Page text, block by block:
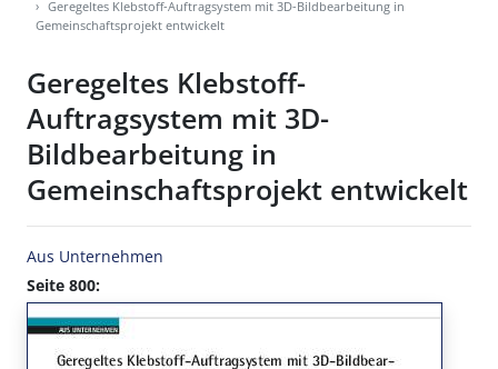
Geregeltes Klebstoff-Auftragsystem mit 3D-Bildbearbeitung in
Gemeinschaftsprojekt entwickelt
Geregeltes Klebstoff-
Auftragsystem mit 3D-
Bildbearbeitung in
Gemeinschaftsprojekt entwickelt
Aus Unternehmen
Seite 800: